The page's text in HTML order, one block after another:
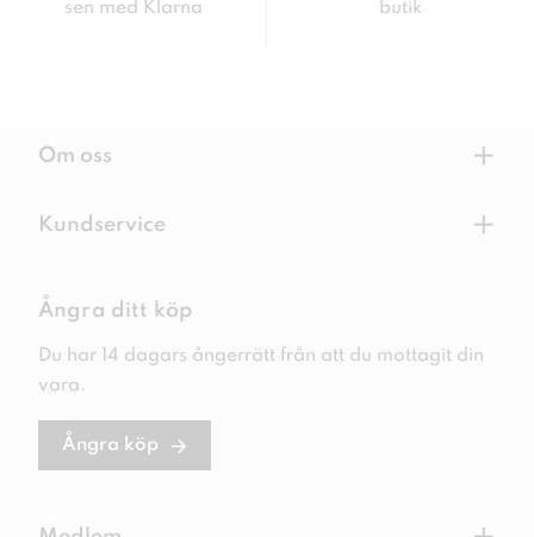
sen med Klarna
butik
Om oss +
Kundservice +
Ångra ditt köp
Du har 14 dagars ångerrätt från att du mottagit din
vara.
Ångra köp